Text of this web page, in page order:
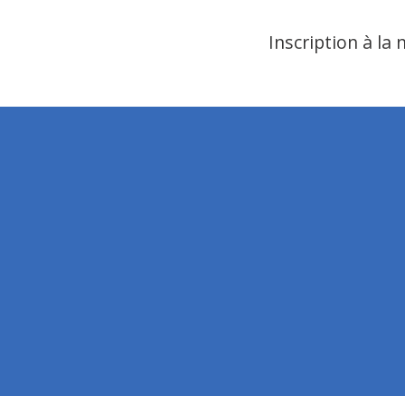
Inscription à la